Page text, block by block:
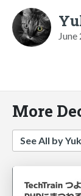
More
See All by